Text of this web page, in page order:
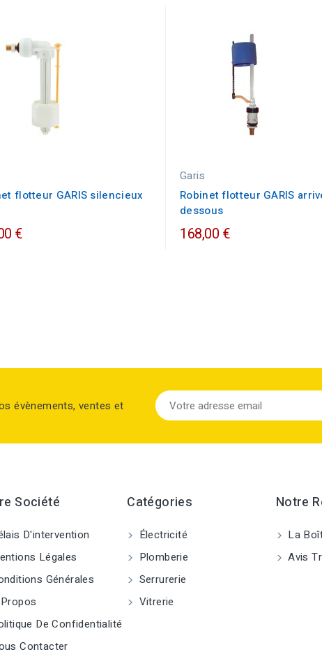
flotteur GARIS silencieux
€
Garis
Robinet flotteur GARIS
dessous
168,00 €
évènements, ventes et
Société
D'intervention
Légales
Générales
De Confidentialité
Contacter
Catégories
Électricité
Plomberie
Serrurerie
Vitrerie
Notre
La
Avis